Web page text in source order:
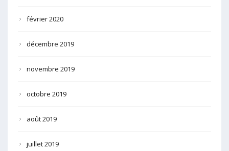
février 2020
décembre 2019
novembre 2019
octobre 2019
août 2019
juillet 2019